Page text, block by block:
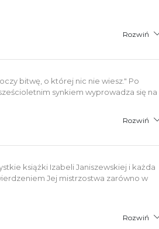
Rozwiń
bitwę, o której nic nie wiesz." Po
synkiem wyprowadza się na
Rozwiń
książki Izabeli Janiszewskiej i każda
Jej mistrzostwa zarówno w
Rozwiń